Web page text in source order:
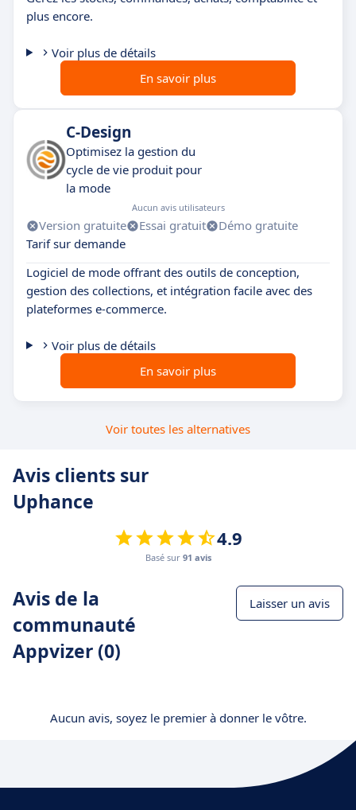
plus encore.
Voir plus de détails
En savoir plus
C-Design
Optimisez la gestion du
cycle de vie produit pour
la mode
Aucun avis utilisateurs
Version gratuite Essai gratuit
Démo gratuite
Tarif sur demande
Logiciel de mode offrant des outils de conception,
gestion des collections, et intégration facile avec des
plateformes e-commerce.
Voir plus de détails
En savoir plus
Voir toutes les alternatives
Avis clients sur
Uphance
4.9
Basé sur 91 avis
Avis de la
communauté
Appvizer (0)
Laisser un avis
Aucun avis, soyez le premier à donner le vôtre.